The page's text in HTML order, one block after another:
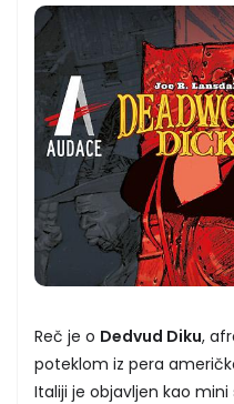
Reč je o Dedvud Diku,
poteklom iz pera
Italiji je objavljen kao